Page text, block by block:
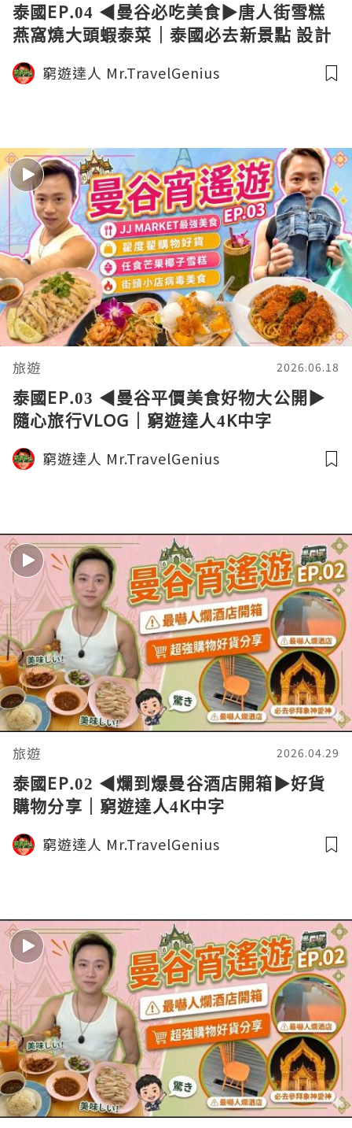
泰國EP.04 ◀︎曼谷必吃美食▶︎唐人街雪糕
燕窩燒大頭蝦泰菜｜泰國必去新景點 設計
藝術中心｜夜市爆辣火山排骨｜隨心旅行
VLOG｜窮遊達人4K中字
窮遊達人 Mr.TravelGenius
旅遊 2026.06.18
泰國EP.03 ◀︎曼谷平價美食好物大公開▶︎
隨心旅行VLOG｜窮遊達人4K中字
窮遊達人 Mr.TravelGenius
旅遊 2026.04.29
泰國EP.02 ◀︎爛到爆曼谷酒店開箱▶︎好貨
購物分享｜窮遊達人4K中字
窮遊達人 Mr.TravelGenius